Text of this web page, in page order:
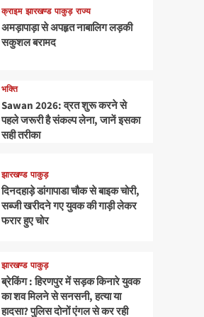
क्राइम झारखण्ड पाकुड़ राज्य
अमड़ापाड़ा से अपहृत नाबालिग लड़की
सकुशल बरामद
भक्ति
Sawan 2026: व्रत शुरू करने से
पहले जरूरी है संकल्प लेना, जानें इसका
सही तरीका
झारखण्ड पाकुड़
दिनदहाड़े डांगापाडा चौक से बाइक चोरी,
सब्जी खरीदने गए युवक की गाड़ी लेकर
फरार हुए चोर
झारखण्ड पाकुड़
ब्रेकिंग : हिरणपुर में सड़क किनारे युवक
का शव मिलने से सनसनी, हत्या या
हादसा? पुलिस दोनों एंगल से कर रही